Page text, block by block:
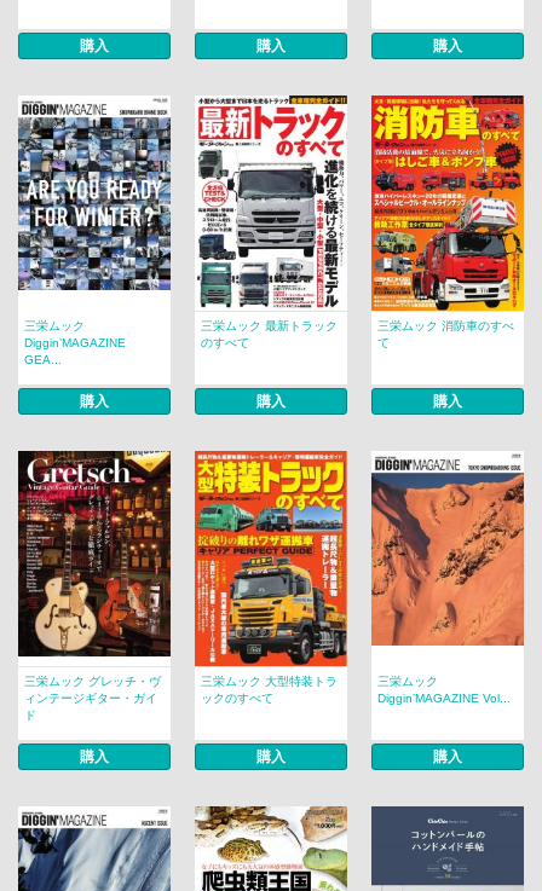
購入 購入 購入
三栄ムック
Diggin’MAGAZINE
GEA...
購入
三栄ムック 最新トラック
のすべて
購入
三栄ムック 消防車のすべ
て
購入
三栄ムック グレッチ・ヴ
ィンテージギター・ガイ
ド
購入
三栄ムック 大型特装トラ
ックのすべて
購入
三栄ムック
Diggin’MAGAZINE Vol...
購入